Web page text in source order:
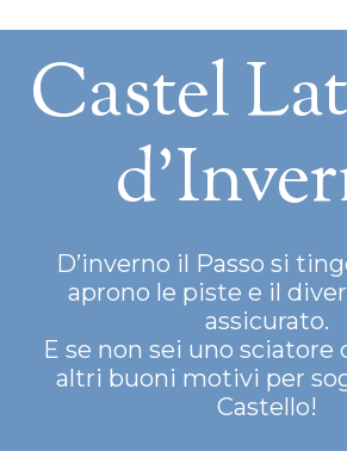
Castel
D’inverno il Passo si
aprono le piste e il
assicurato.
E se non sei uno sciatore
altri buoni motivi per
Castello!